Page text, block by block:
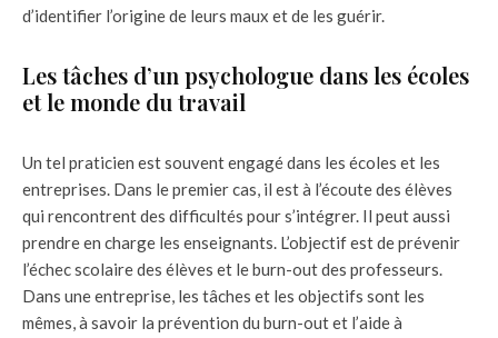
d’identifier l’origine de leurs maux et de les guérir.
Les tâches d’un psychologue dans les écoles
et le monde du travail
Un tel praticien est souvent engagé dans les écoles et les
entreprises. Dans le premier cas, il est à l’écoute des élèves
qui rencontrent des difficultés pour s’intégrer. Il peut aussi
prendre en charge les enseignants. L’objectif est de prévenir
l’échec scolaire des élèves et le burn-out des professeurs.
Dans une entreprise, les tâches et les objectifs sont les
mêmes, à savoir la prévention du burn-out et l’aide à